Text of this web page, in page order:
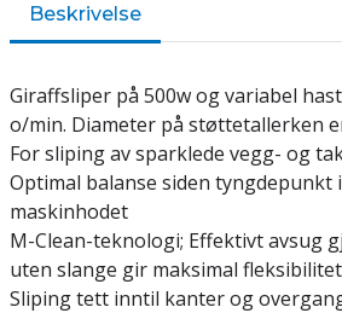
Beskrivelse
Giraffsliper på 500w og variabel
o/min. Diameter på støttetallerken
For sliping av sparklede vegg- og
Optimal balanse siden tyngdepunkt
maskinhodet
M-Clean-teknologi; Effektivt avsug
uten slange gir maksimal
Sliping tett inntil kanter og